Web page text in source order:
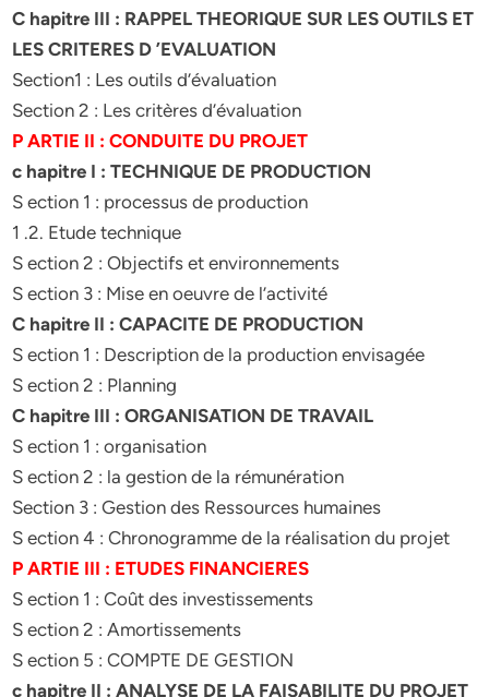
C hapitre III : RAPPEL THEORIQUE SUR LES OUTILS ET
LES CRITERES D ’EVALUATION
Section1 : Les outils d’évaluation
Section 2 : Les critères d’évaluation
P ARTIE II : CONDUITE DU PROJET
c hapitre I : TECHNIQUE DE PRODUCTION
S ection 1 : processus de production
1 .2. Etude technique
S ection 2 : Objectifs et environnements
S ection 3 : Mise en oeuvre de l’activité
C hapitre II : CAPACITE DE PRODUCTION
S ection 1 : Description de la production envisagée
S ection 2 : Planning
C hapitre III : ORGANISATION DE TRAVAIL
S ection 1 : organisation
S ection 2 : la gestion de la rémunération
Section 3 : Gestion des Ressources humaines
S ection 4 : Chronogramme de la réalisation du projet
P ARTIE III : ETUDES FINANCIERES
S ection 1 : Coût des investissements
S ection 2 : Amortissements
S ection 5 : COMPTE DE GESTION
c hapitre II : ANALYSE DE LA FAISABILITE DU PROJET